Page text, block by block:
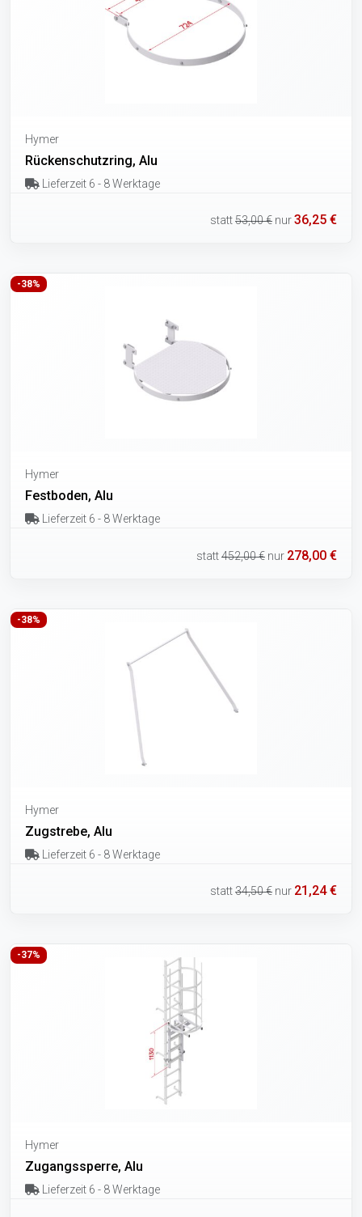
Hymer
Rückenschutzring, Alu
Lieferzeit 6 - 8 Werktage
statt53,00 € nur36,25 €
-38%
Hymer
Festboden, Alu
Lieferzeit 6 - 8 Werktage
statt452,00 € nur 278,00 €
-38%
Hymer
Zugstrebe, Alu
Lieferzeit 6 - 8 Werktage
statt34,50 € nur 21,24 €
-37%
Hymer
Zugangssperre, Alu
Lieferzeit 6 - 8 Werktage